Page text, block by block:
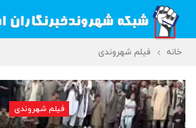
خانه فیلم شهروندی
فیلم شهروندی